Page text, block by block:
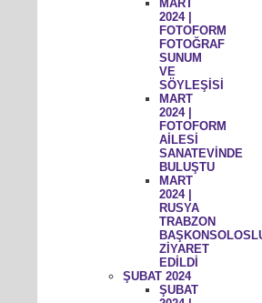
MART
2024 |
FOTOFORM
FOTOĞRAF
SUNUM
VE
SÖYLEŞİSİ
MART
2024 |
FOTOFORM
AİLESİ
SANATEVİNDE
BULUŞTU
MART
2024 |
RUSYA
TRABZON
ZİYARET
EDİLDİ
ŞUBAT 2024
ŞUBAT